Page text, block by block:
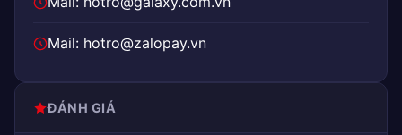
Mail: hotro@zalopay.vn
ĐÁNH GIÁ